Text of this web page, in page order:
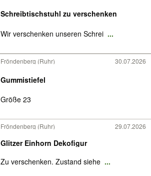
Schreibtischstuhl zu verschenken
Wir verschenken unseren Schrei ...
Fröndenberg (Ruhr) 30.07.2026
Gummistiefel
Größe 23
Fröndenberg (Ruhr) 29.07.2026
Glitzer Einhorn Dekofigur
Zu verschenken. Zustand siehe ...